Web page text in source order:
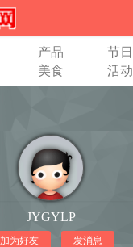
产品 节日
美食 活动
JYGYLP
加为好友 发消息